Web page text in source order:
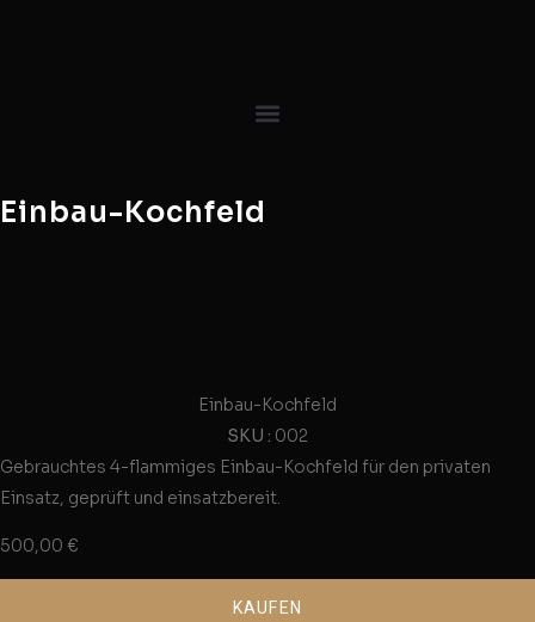
Einbau-Kochfeld
Einbau-Kochfeld
SKU : 002
Gebrauchtes 4-flammiges Einbau-Kochfeld für den privaten
Einsatz, geprüft und einsatzbereit.
500,00 €
KAUFEN